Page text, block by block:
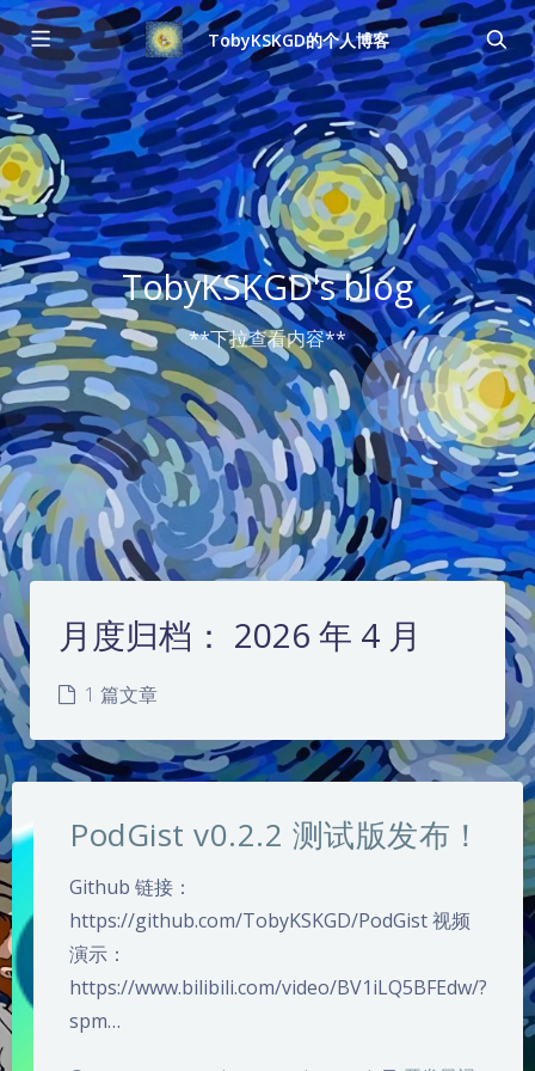
TobyKSKGD的个人博客
TobyKSKGD's blog
**下拉查看内容**
夜间模式
月度归档： 2026 年 4 月
1 篇文章
PodGist v0.2.2 测试版发布！
Github 链接：
https://github.com/TobyKSKGD/PodGist 视频
演示：
https://www.bilibili.com/video/BV1iLQ5BFEdw/?
spm…